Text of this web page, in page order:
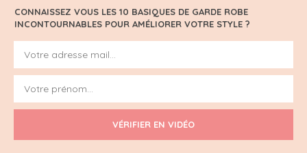
CONNAISSEZ VOUS LES 10 BASIQUES DE GARDE ROBE
INCONTOURNABLES POUR AMÉLIORER VOTRE STYLE ?
VÉRIFIER EN VIDÉO